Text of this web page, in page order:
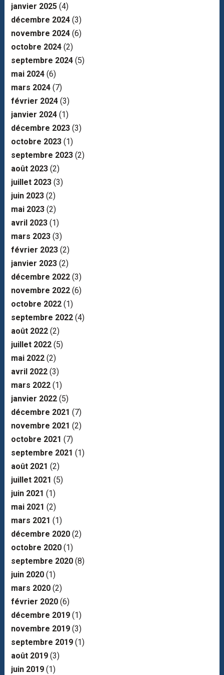
janvier 2025(4)
décembre 2024(3)
novembre 2024(6)
octobre 2024(2)
septembre 2024(5)
mai 2024(6)
mars 2024(7)
février 2024(3)
janvier 2024(1)
décembre 2023(3)
octobre 2023(1)
septembre 2023(2)
août 2023(2)
juillet 2023(3)
juin 2023(2)
mai 2023(2)
avril 2023(1)
mars 2023(3)
février 2023(2)
janvier 2023(2)
décembre 2022(3)
novembre 2022(6)
octobre 2022(1)
septembre 2022(4)
août 2022(2)
juillet 2022(5)
mai 2022(2)
avril 2022(3)
mars 2022(1)
janvier 2022(5)
décembre 2021 (7)
novembre 2021 (2)
octobre 2021 (7)
septembre 2021 (1)
août 2021 (2)
juillet 2021 (5)
juin 2021 (1)
mai 2021 (2)
mars 2021 (1)
décembre 2020(2)
octobre 2020(1)
septembre 2020(8)
juin 2020(1)
mars 2020(2)
février 2020(6)
décembre 2019(1)
novembre 2019(3)
septembre 2019(1)
août 2019(3)
juin 2019(1)